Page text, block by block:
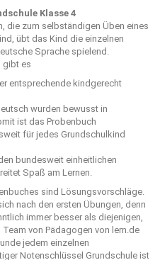
Klasse 4
die zum selbständigen Üben eines
übt das Kind die einzelnen
Sprache spielend.
gibt es
entsprechende kindgerecht
wurden bewusst in
ist das Probenbuch
für jedes Grundschulkind
bundesweit einheitlichen
Spaß am Lernen.
sind Lösungsvorschläge.
nach den ersten Übungen, denn
immer besser als diejenigen,
von Pädagogen von lern.de
jedem einzelnen
Notenschlüssel Grundschule ist